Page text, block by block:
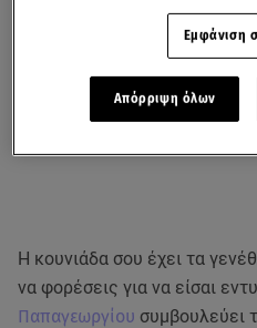
Η κουνιάδα σου έχει τα
να φορέσεις για να είσαι
Παπαγεωργίου συμβουλεύει
Εμφάνιση
Απόρριψη όλων